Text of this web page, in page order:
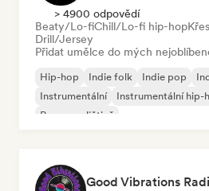
> 4900 odpovědí
Beaty/Lo-fiChill/Lo-fi hip-hop
Drill/Jersey
Přidat umělce do mých
Hip-hop Indie folk Indie pop
Instrumentální
Instrumentální hip-
Rap v angličtině
Good Vibrations